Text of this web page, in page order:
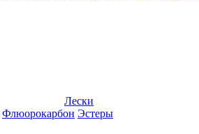
Лески
Флюорокарбон Эстеры